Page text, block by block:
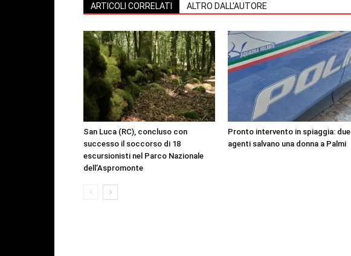
ARTICOLI CORRELATI ALTRO DALL'AUTORE
San Luca (RC), concluso con
successo il soccorso di 18
escursionisti nel Parco Nazionale
dell’Aspromonte
Pronto intervento in spiaggia: due
agenti salvano una donna a Palmi